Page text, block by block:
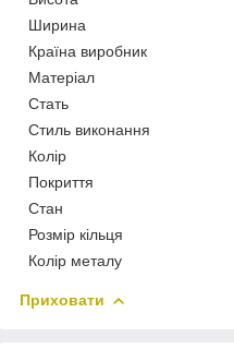
Ширина
Країна виробник
Матеріал
Стать
Стиль виконання
Колір
Покриття
Стан
Розмір кільця
Колір металу
Приховати